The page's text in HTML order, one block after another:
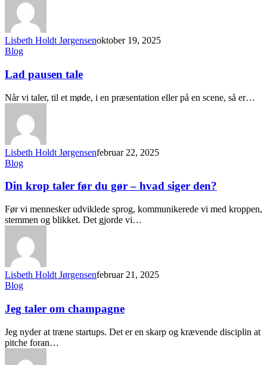
Lisbeth Holdt Jørgensenoktober 19, 2025
Blog
Lad pausen tale
Når vi taler, til et møde, i en præsentation eller på en scene, så er…
Lisbeth Holdt Jørgensenfebruar 22, 2025
Blog
Din krop taler før du gør – hvad siger den?
Før vi mennesker udviklede sprog, kommunikerede vi med kroppen,
stemmen og blikket. Det gjorde vi…
Lisbeth Holdt Jørgensenfebruar 21, 2025
Blog
Jeg taler om champagne
Jeg nyder at træne startups. Det er en skarp og krævende disciplin at
pitche foran…